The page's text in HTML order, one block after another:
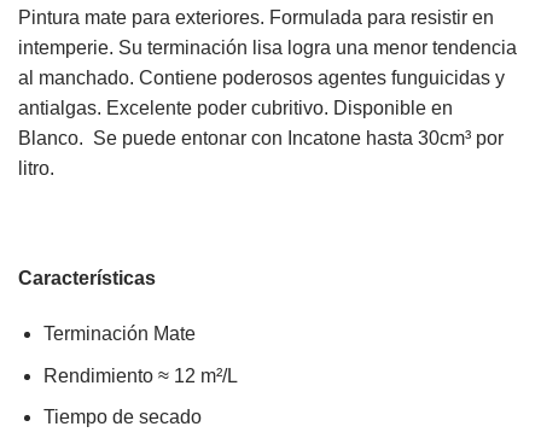
Pintura mate para exteriores. Formulada para resistir en
intemperie. Su terminación lisa logra una menor tendencia
al manchado. Contiene poderosos agentes funguicidas y
antialgas. Excelente poder cubritivo. Disponible en
Blanco. Se puede entonar con Incatone hasta 30cm³ por
litro.
Características
Terminación Mate
Rendimiento ≈ 12 m²/L
Tiempo de secado